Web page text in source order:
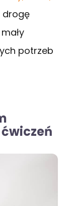
drogę
potrzeb